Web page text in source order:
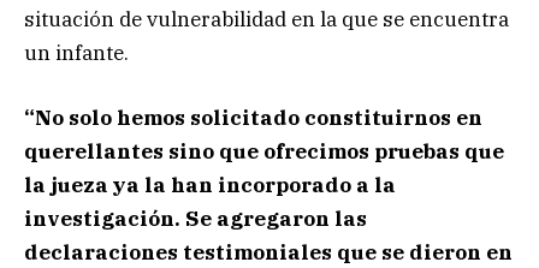
situación de vulnerabilidad en la que se encuentra
un infante.
“No solo hemos solicitado constituirnos en
querellantes sino que ofrecimos pruebas que
la jueza ya la han incorporado a la
investigación. Se agregaron las
declaraciones testimoniales que se dieron en